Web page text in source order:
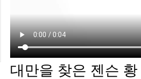
대만을 찾은 젠슨